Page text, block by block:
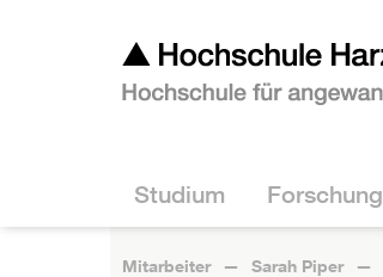
Studium Forschung
Mitarbeiter Sarah Piper